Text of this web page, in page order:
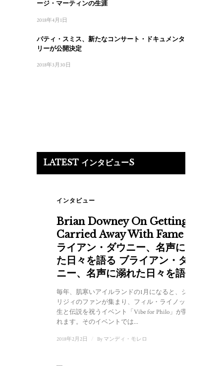
ージ・マーティンの生涯
2018年4月1日
パティ・スミス、新たなコンサート・ドキュメンタ
リーが公開決定
2018年3月30日
LATEST インタビューS
インタビュー
Brian Downey On Getting
Carried Away With Fame ブ
ライアン・ダウニー、名声に溺れ
た日々を語る ブライアン・ダウ
ニー、名声に溺れた日々を語る
毎年、肌寒いアイルランドの1月になると、シン・
リジィのファンが集まり、フィル・ライノットの人
生と伝説を祝うイベント「Vibe for Philo」が開催さ
れます。そのイベントでは...
2018年2月2日 By マンディ・モレロ